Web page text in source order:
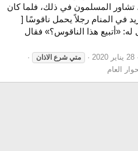
تشاور المسلمون في ذلك، فلما كان
في المنام رجلاً يحمل ناقوسًا [
«أتبيع هذا الناقوس؟» فقال
28 يناير 2020 متي شرع الاذان
العام